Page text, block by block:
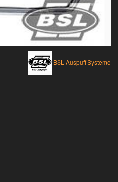
BSL Auspuff Systeme